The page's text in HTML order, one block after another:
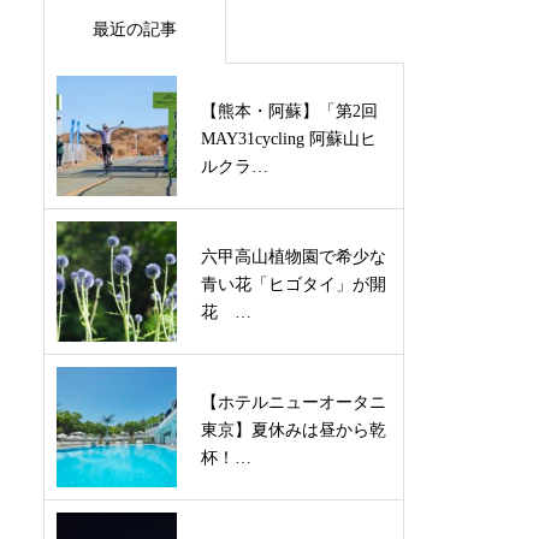
最近の記事
【熊本・阿蘇】「第2回
MAY31cycling 阿蘇山ヒ
ルクラ…
六甲高山植物園で希少な
青い花「ヒゴタイ」が開
花 …
【ホテルニューオータニ
東京】夏休みは昼から乾
杯！…